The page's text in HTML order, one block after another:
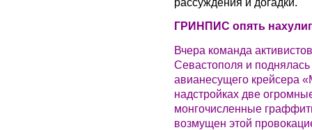
ГРИНПИС опять
Вчера команда
Севастополя и
авианесущего крейсера
надстройках две
монгочисленные
возмущен этой